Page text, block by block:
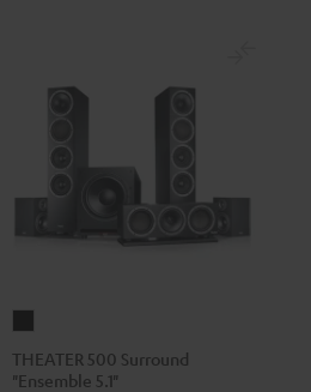
500
Surround
THEATER 500 Surround
"Ensemble 5.1"